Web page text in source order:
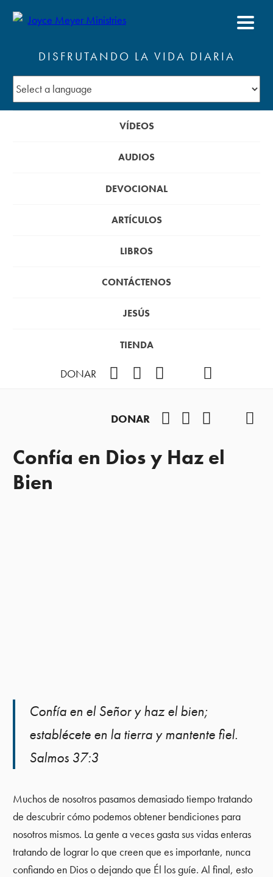
DISFRUTANDO LA VIDA DIARIA
VÍDEOS
AUDIOS
DEVOCIONAL
ARTÍCULOS
LIBROS
CONTÁCTENOS
JESÚS
TIENDA
DONAR
DONAR
Confía en Dios y Haz el
Bien
Confía en el Señor y haz el bien;
establécete en la tierra y mantente fiel.
Salmos 37:3
Muchos de nosotros pasamos demasiado tiempo tratando
de descubrir cómo podemos obtener bendiciones para
nosotros mismos. La gente a veces gasta sus vidas enteras
tratando de lograr lo que creen que es importante, nunca
confiando en Dios o dejando que Él los guíe. Al final, esto